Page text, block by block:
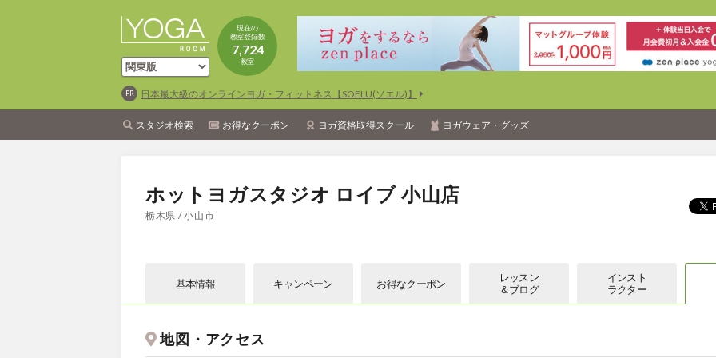
現在の
教室登録数
7,724
教室
日本最大級のオンラインヨガ・フィットネス【SOELU(ソエル)】
スタジオ検索 お得なクーポン ヨガ資格取得スクール ヨガウェア・グッズ
ホットヨガスタジオ ロイブ 小山店
栃木県 / 小山市
基本情報 キャンペーン お得なクーポン
レッスン
＆ブログ
インスト
ラクター
地図・アクセス